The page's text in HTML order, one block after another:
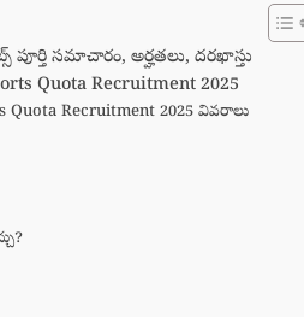
పూర్తి సమాచారం, అర్హతలు, దరఖాస్తు
Quota Recruitment 2025
Quota Recruitment 2025 వివరాలు